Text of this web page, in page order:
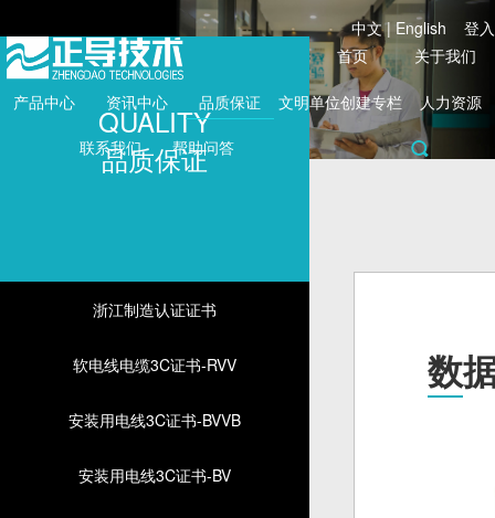
首页 关于我们
产品中心 资讯中心 品质保证 文明单位创建专栏 人力资源
联系我们 帮助问答
中文|English 登入
QUALITY
品质保证
浙江制造认证证书
软电线电缆3C证书-RVV
安装用电线3C证书-BVVB
安装用电线3C证书-BV
数